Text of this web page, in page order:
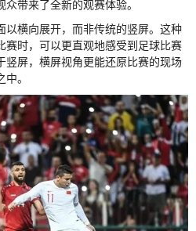
带来了全新的观赛体验。
以横向展开，而非传统的竖屏。这种
赛时，可以更直观地感受到足球比赛
竖屏，横屏视角更能还原比赛的现场
。